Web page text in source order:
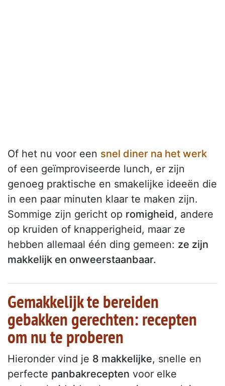
Of het nu voor een snel diner na het werk
of een geïmproviseerde lunch, er zijn
genoeg praktische en smakelijke ideeën die
in een paar minuten klaar te maken zijn.
Sommige zijn gericht op romigheid, andere
op kruiden of knapperigheid, maar ze
hebben allemaal één ding gemeen: ze zijn
makkelijk en onweerstaanbaar.
Gemakkelijk te bereiden
gebakken gerechten: recepten
om nu te proberen
Hieronder vind je 8 makkelijke, snelle en
perfecte panbakrecepten voor elke